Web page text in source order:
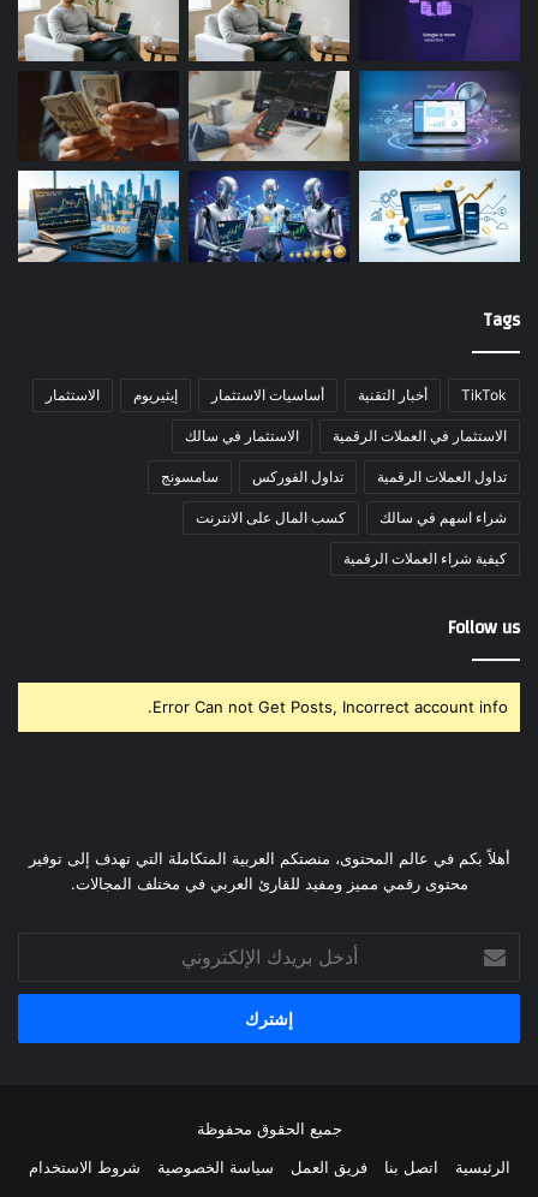
Tags
TikTok أخبار التقنية أساسيات الاستثمار إيثيريوم الاستثمار
الاستثمار في العملات الرقمية الاستثمار في سالك
تداول العملات الرقمية تداول الفوركس سامسونج
شراء اسهم في سالك كسب المال على الانترنت
كيفية شراء العملات الرقمية
Follow us
Error Can not Get Posts, Incorrect account info.
أهلاً بكم في عالم المحتوى، منصتكم العربية المتكاملة التي تهدف إلى توفير
محتوى رقمي مميز ومفيد للقارئ العربي في مختلف المجالات.
بريدك
الإلكتروني
جميع الحقوق محفوظة
الرئيسية
اتصل بنا فريق العمل سياسة الخصوصية شروط الاستخدام